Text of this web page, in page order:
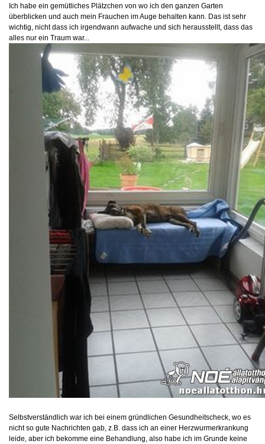
Ich habe ein gemütliches Plätzchen von wo ich den ganzen Garten
überblicken und auch mein Frauchen im Auge behalten kann. Das ist sehr
wichtig, nicht dass ich irgendwann aufwache und sich herausstellt, dass das
alles nur ein Traum war...
Selbstverständlich war ich bei einem gründlichen Gesundheitscheck, wo es
nicht so gute Nachrichten gab, z.B. dass ich an einer Herzwurmerkrankung
leide, aber ich bekomme eine Behandlung, also habe ich im Grunde keine